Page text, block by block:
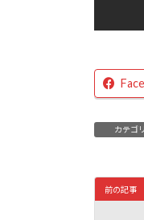
カテゴ
前の記事